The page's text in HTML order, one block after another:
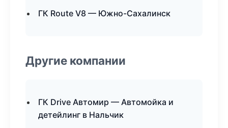
ГК Route V8 — Южно-Сахалинск
Другие компании
ГК Drive Автомир — Автомойка и
детейлинг в Нальчик